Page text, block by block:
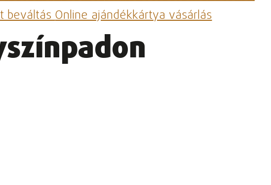
beváltásOnline ajándékkártya vásárlás